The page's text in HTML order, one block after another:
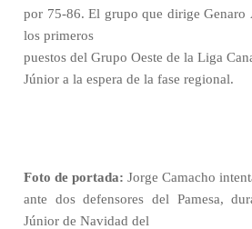
por 75-86. El grupo que dirige Genaro
los primeros
puestos del Grupo Oeste de la Liga
Júnior a la espera de la fase regional.
Foto de portada: Jorge Camacho
ante dos defensores del Pamesa,
Júnior de Navidad del